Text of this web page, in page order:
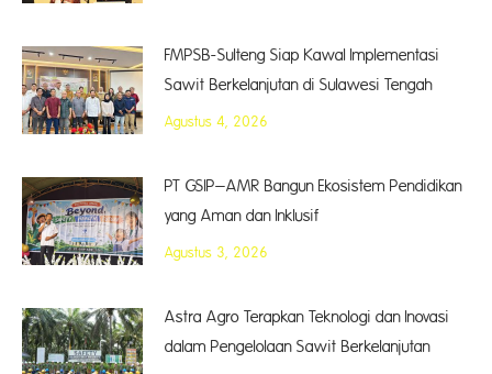
FMPSB-Sulteng Siap Kawal Implementasi
Sawit Berkelanjutan di Sulawesi Tengah
Agustus 4, 2026
PT GSIP–AMR Bangun Ekosistem Pendidikan
yang Aman dan Inklusif
Agustus 3, 2026
Astra Agro Terapkan Teknologi dan Inovasi
dalam Pengelolaan Sawit Berkelanjutan